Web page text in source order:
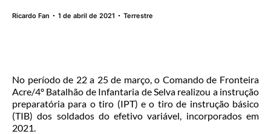
Ricardo Fan 1 de abril de 2021 Terrestre
No período de 22 a 25 de março, o Comando de Fronteira
Acre/4º Batalhão de Infantaria de Selva realizou a instrução
preparatória para o tiro (IPT) e o tiro de instrução básico
(TIB) dos soldados do efetivo variável, incorporados em
2021.